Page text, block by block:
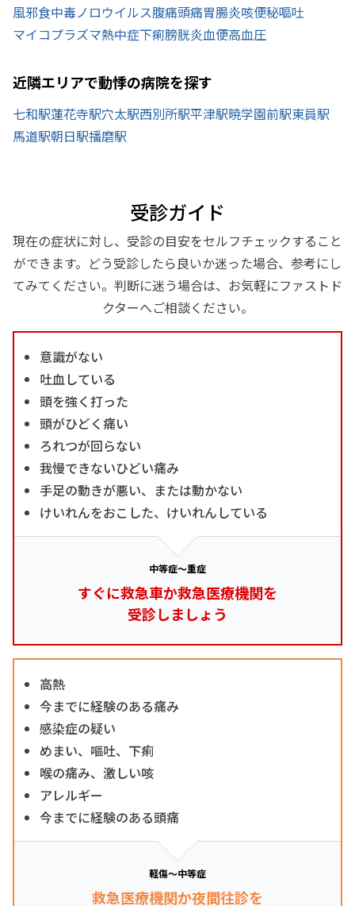
風邪食中毒ノロウイルス腹痛頭痛胃腸炎咳便秘嘔吐
マイコプラズマ熱中症下痢膀胱炎血便高血圧
近隣エリアで動悸の病院を探す
七和駅蓮花寺駅穴太駅西別所駅平津駅暁学園前駅東員駅
馬道駅朝日駅播磨駅
受診ガイド
現在の症状に対し、受診の目安をセルフチェックすること
ができます。どう受診したら良いか迷った場合、参考にし
てみてください。判断に迷う場合は、お気軽にファストド
クターへご相談ください。
意識がない
吐血している
頭を強く打った
頭がひどく痛い
ろれつが回らない
我慢できないひどい痛み
手足の動きが悪い、または動かない
けいれんをおこした、けいれんしている
中等症～重症
すぐに救急車か救急医療機関を
受診しましょう
高熱
今までに経験のある痛み
感染症の疑い
めまい、嘔吐、下痢
喉の痛み、激しい咳
アレルギー
今までに経験のある頭痛
軽傷～中等症
救急医療機関か夜間往診を